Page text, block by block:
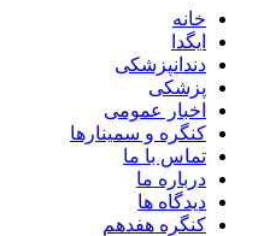
خانه
ایگدا
دندانپزشکی
پزشکی
اخبار عمومی
کنگره و سمینارها
تماس با ما
درباره ما
دیدگاه ها
کنگره هفدهم